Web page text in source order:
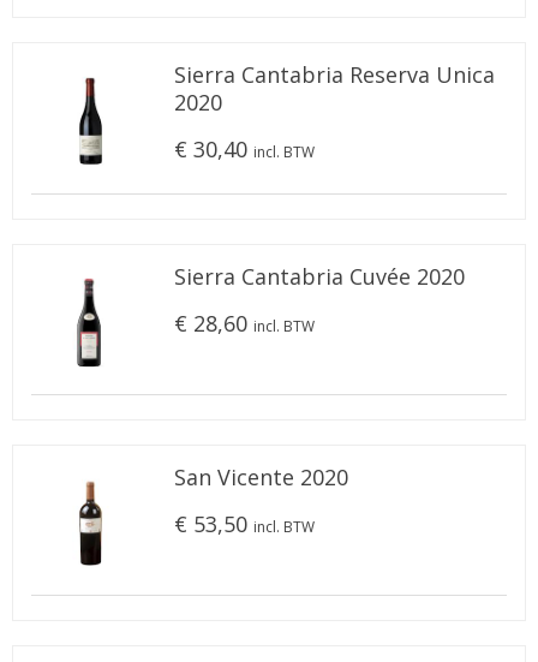
Sierra Cantabria Reserva Unica
2020
€ 30,40 incl. BTW
Sierra Cantabria Cuvée 2020
€ 28,60 incl. BTW
San Vicente 2020
€ 53,50 incl. BTW